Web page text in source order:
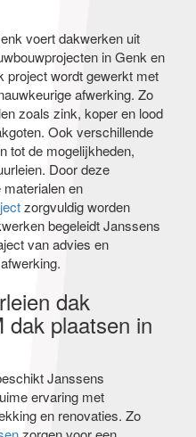
voert dakwerken uit
in Genk en
project wordt gewerkt met
afwerking. Zo
zoals zink, koper en lood
Ook verschillende
tot de mogelijkheden,
Door deze
en
zorgvuldig worden
begeleidt Janssens
van advies en
dak
dak plaatsen in
Janssens
ervaring met
en renovaties. Zo